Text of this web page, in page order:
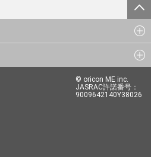
© oricon ME inc.
JASRAC許諾番号：
9009642140Y38026